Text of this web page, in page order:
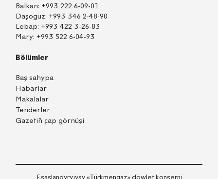
Balkan: +993 222 6-09-01
Daşoguz: +993 346 2-48-90
Lebap: +993 422 3-26-83
Mary: +993 522 6-04-93
Bölümler
Baş sahypa
Habarlar
Makalalar
Tenderler
Gazetiň çap görnüşi
Esaslandyryjysy «Тürkmengaz» döwlet konserni